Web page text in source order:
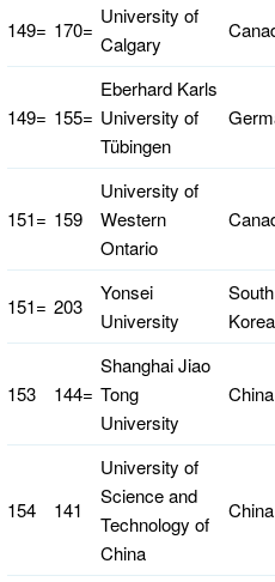
149= 170=
University of
Calgary
149= 155=
Eberhard Karls
University of
Tübingen
151= 159
University of
Western
Ontario
151= 203
Yonsei
University
South
Korea
153 144=
Shanghai Jiao
Tong
University
China
154 141
University of
Science and
Technology of
China
China